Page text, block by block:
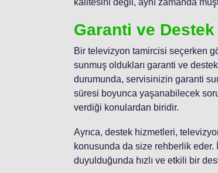
Garanti ve
Bir televizyon tamircisi seçerken
sunmuş oldukları garanti ve destek
durumunda, servisinizin garanti
süresi boyunca yaşanabilecek
verdiği konulardan biridir.
Ayrıca, destek hizmetleri,
konusunda da size rehberlik
duyulduğunda hızlı ve etkili bir